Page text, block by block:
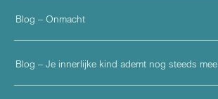
Blog – Onmacht
Blog – Je innerlijke kind ademt nog steeds mee